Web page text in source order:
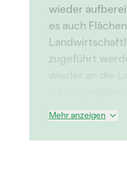
wieder
es auch
zugeführt
wieder an die
Mehr anzeigen